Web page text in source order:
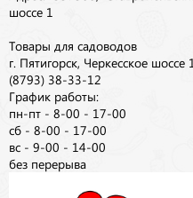
шоссе 1
Товары для садоводов
г. Пятигорск, Черкесское шоссе 1
(8793) 38-33-12
График работы:
пн-пт - 8-00 - 17-00
сб - 8-00 - 17-00
вс - 9-00 - 14-00
без перерыва